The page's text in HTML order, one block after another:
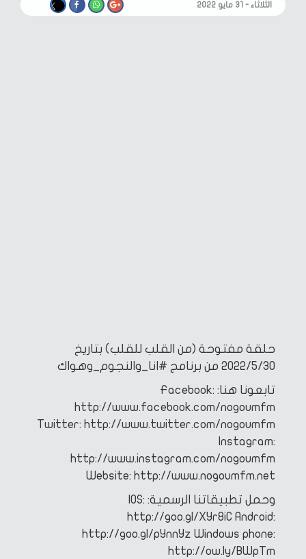
الثلاثاء - ٣١ مايو ٢٠٢٢
حلقة مفتوحة (من القلب للقلب) بتاريخ
2022/5/30 من برنامج #انا_والنجوم_وهواك
تابعونا هنا: Facebook:
http://www.facebook.com/nogoumfm
Twitter: http://www.twitter.com/nogoumfm
Instagram:
http://www.instagram.com/nogoumfm
Website: http://www.nogoumfm.net
وحمل تطبيقاتنا الرسمية: IOS:
http://goo.gl/XYr8iC Android:
http://goo.gl/pYnnYz Windows phone:
http://ow.ly/BWpTm